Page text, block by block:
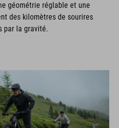
géométrie réglable et une
des kilomètres de sourires
par la gravité.